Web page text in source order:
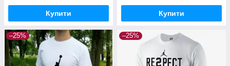
Купити Купити
–25% –25%